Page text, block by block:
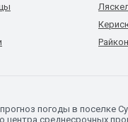
погоды в поселке
центра среднесрочных